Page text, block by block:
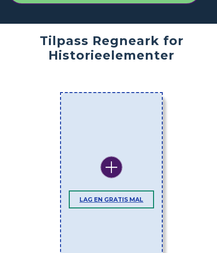
Tilpass Regneark for
Historieelementer
LAG EN GRATIS MAL